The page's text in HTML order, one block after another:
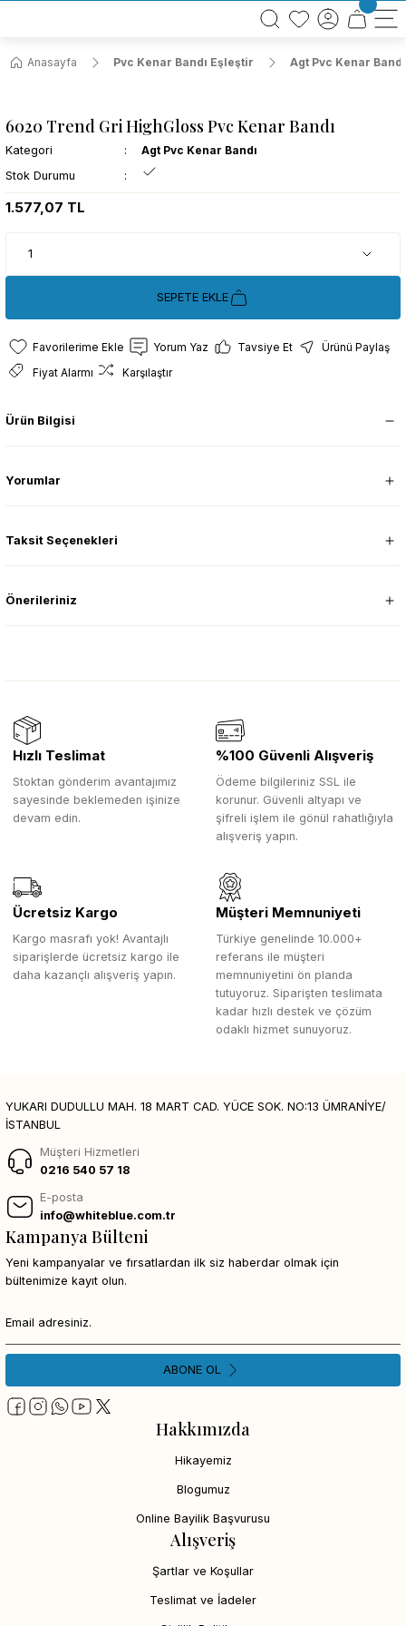
BÜTÜN ALIŞVERİŞLERİNİZDE KARGO BEDAVA!
TÜRKİYE GENELİNDE 10.000 MÜŞTERİ REFERANSI
Anasayfa
Pvc Kenar Bandı Eşleştir Agt Pvc Kenar Bandı
6020 Trend Gri HighGloss Pvc Kenar Bandı
Kategori
Agt Pvc Kenar Bandı
Stok Durumu
1.577,07 TL
SEPETE EKLE
Yorum Yaz Tavsiye Et
Ürünü Paylaş
Fiyat Alarmı
Karşılaştır
Ürün Bilgisi
Yorumlar
Taksit Seçenekleri
Önerileriniz
Hızlı Teslimat
Stoktan gönderim avantajımız
sayesinde beklemeden işinize
devam edin.
%100 Güvenli Alışveriş
Ödeme bilgileriniz SSL ile
korunur. Güvenli altyapı ve
şifreli işlem ile gönül rahatlığıyla
alışveriş yapın.
Ücretsiz Kargo
Kargo masrafı yok! Avantajlı
siparişlerde ücretsiz kargo ile
daha kazançlı alışveriş yapın.
Müşteri Memnuniyeti
Türkiye genelinde 10.000+
referans ile müşteri
memnuniyetini ön planda
tutuyoruz. Siparişten teslimata
kadar hızlı destek ve çözüm
odaklı hizmet sunuyoruz.
YUKARI DUDULLU MAH. 18 MART CAD. YÜCE SOK. NO:13 ÜMRANİYE/
İSTANBUL
Müşteri Hizmetleri
0216 540 57 18
E-posta
info@whiteblue.com.tr
Hakkımızda
Hikayemiz
Blogumuz
Online Bayilik Başvurusu
Alışveriş
Şartlar ve Koşullar
Teslimat ve İadeler
Kampanya Bülteni
Yeni kampanyalar ve fırsatlardan ilk siz haberdar olmak için
bültenimize kayıt olun.
ABONE OL